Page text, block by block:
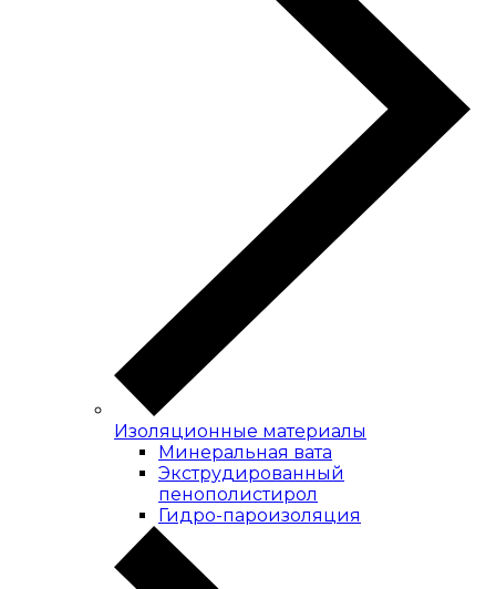
Изоляционные материалы
Минеральная вата
Экструдированный
пенополистирол
Гидро-пароизоляция